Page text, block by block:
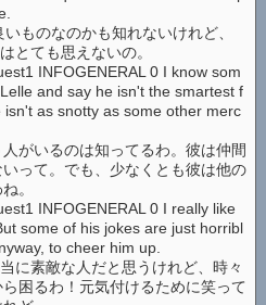
ものなのかも知れないけれど、
とても思えないの。
INFOGENERAL 0 I know som
and say he isn't the smartest f
as snotty as some other merc
がいるのは知ってるわ。彼は仲間
って。でも、少なくとも彼は他の
。
INFOGENERAL 0 I really like
some of his jokes are just horribl
to cheer him up.
に素敵な人だと思うけれど、時々
困るわ！元気付けるために笑って